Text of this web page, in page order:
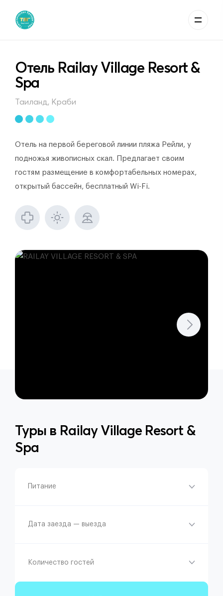
Отель Railay Village Resort &
Spa
Таиланд, Краби
Отель на первой береговой линии пляжа Рейли, у
подножья живописных скал. Предлагает своим
гостям размещение в комфортабельных номерах,
открытый бассейн, бесплатный Wi-Fi.
Туры в Railay Village Resort &
Spa
Питание
Дата заезда — выезда
Количество гостей